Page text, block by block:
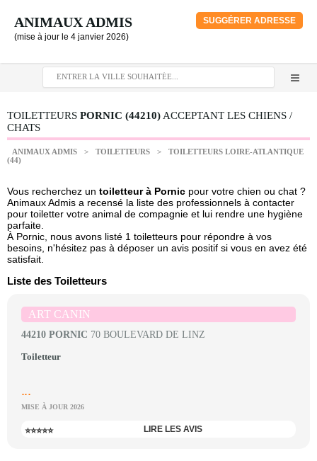
ANIMAUX ADMIS
(mise à jour le 4 janvier 2026)
SUGGÉRER ADRESSE
TOILETTEURS PORNIC (44210) ACCEPTANT LES CHIENS /
CHATS
ANIMAUX ADMIS > TOILETTEURS >
TOILETTEURS LOIRE-ATLANTIQUE
(44)
Vous recherchez un toiletteur à Pornic pour votre chien ou chat ?
Animaux Admis a recensé la liste des professionnels à contacter
pour toiletter votre animal de compagnie et lui rendre une hygiène
parfaite.
À Pornic, nous avons listé 1 toiletteurs pour répondre à vos
besoins, n'hésitez pas à déposer un avis positif si vous en avez été
satisfait.
Liste des Toiletteurs
ART CANIN
44210 PORNIC 70 BOULEVARD DE LINZ
Toiletteur
...
MISE À JOUR 2026
⭐⭐⭐⭐⭐ LIRE LES AVIS